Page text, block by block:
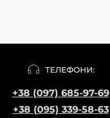
ТЕЛЕФОНИ:
+38 (097) 685-97-69
+38 (095) 339-58-63